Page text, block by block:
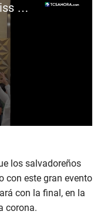
Isabella García-Manzo | Miss Universe
los salvadoreños
con este gran evento
con la final, en la
corona.